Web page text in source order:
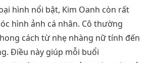
hình nổi bật, Kim Oanh còn rất
hình ảnh cá nhân. Cô thường
cách từ nhẹ nhàng nữ tính đến
Điều này giúp mỗi buổi